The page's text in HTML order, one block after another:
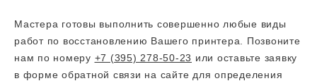
Мастера готовы выполнить совершенно любые виды
работ по восстановлению Вашего принтера. Позвоните
нам по номеру +7 (395) 278-50-23 или оставьте заявку
в форме обратной связи на сайте для определения